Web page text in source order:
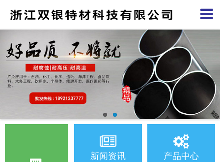
新闻资讯 产品中心